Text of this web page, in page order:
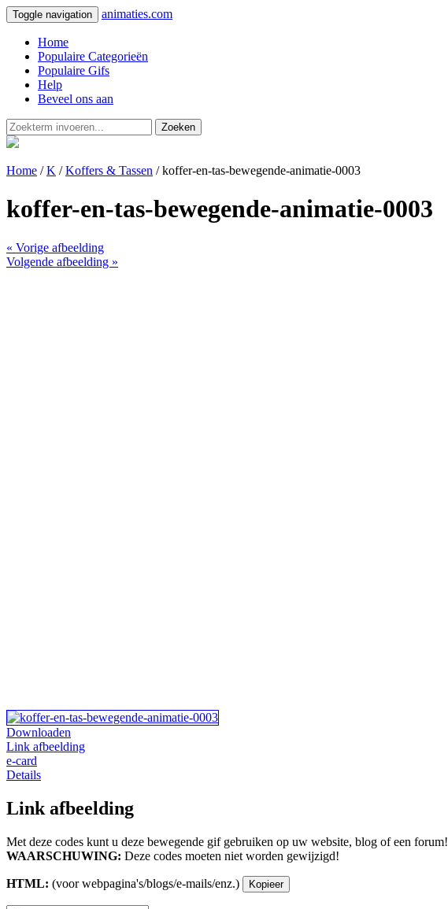
Toggle navigation animaties.com
Home
Populaire Categorieën
Populaire Gifs
Help
Beveel ons aan
Zoeken
Home /K /Koffers & Tassen / koffer-en-tas-bewegende-animatie-0003
koffer-en-tas-bewegende-animatie-0003
« Vorige afbeelding
Volgende afbeelding »
Downloaden
Link afbeelding
e-card
Details
Link afbeelding
Met deze codes kunt u deze bewegende gif gebruiken op uw website, blog of een forum!
WAARSCHUWING: Deze codes moeten niet worden gewijzigd!
HTML: (voor webpagina's/blogs/e-mails/enz.) Kopieer